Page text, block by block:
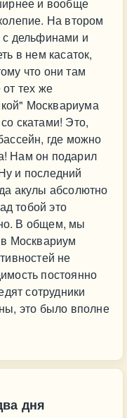
На втором
с дельфинами и
в нем касаток,
что они там
тех же
Москвариума
скатами! Это,
где можно
Нам он подарил
и последний
акулы абсолютно
тобой это
В общем, мы
Москвариум
не
постоянно
сотрудники
это было вполне
дня